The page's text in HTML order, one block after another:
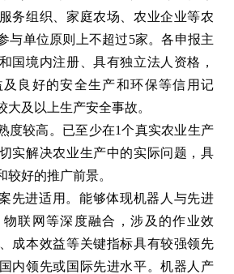
务组织、家庭农场、农业企业等农
与单位原则上不超过5家。各申报主
国境内注册、具有独立法人资格，
良好的安全生产和环保等信用记
大及以上生产安全事故。
度较高。已至少在1个真实农业生产
实解决农业生产中的实际问题，具
较好的推广前景。
先进适用。能够体现机器人与先进
联网等深度融合，涉及的作业效
成本效益等关键指标具有较强领先
内领先或国际先进水平。机器人产